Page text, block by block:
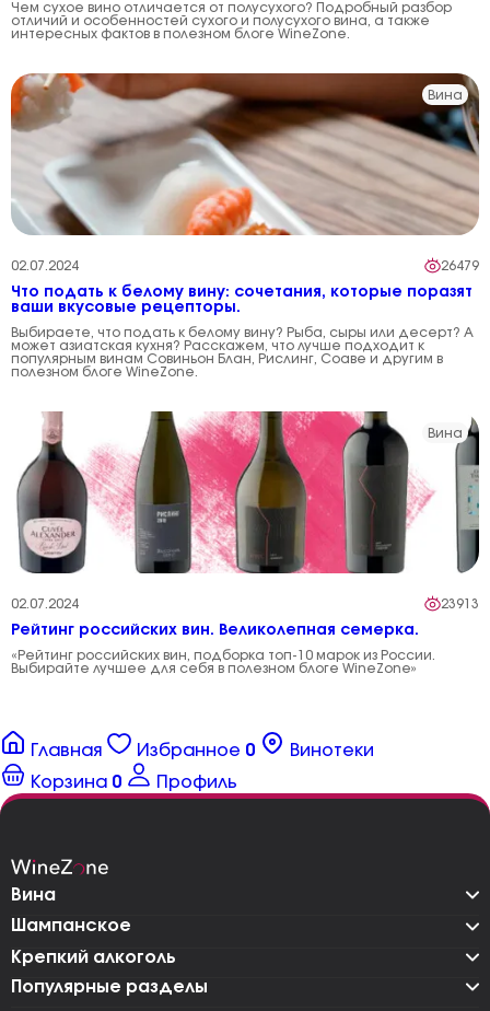
Чем сухое вино отличается от полусухого? Подробный разбор
отличий и особенностей сухого и полусухого вина, а также
интересных фактов в полезном блоге WineZone.
Вина
02.07.2024 26479
Что подать к белому вину: сочетания, которые поразят
ваши вкусовые рецепторы.
Выбираете, что подать к белому вину? Рыба, сыры или десерт? А
может азиатская кухня? Расскажем, что лучше подходит к
популярным винам Совиньон Блан, Рислинг, Соаве и другим в
полезном блоге WineZone.
Вина
02.07.2024 23913
Рейтинг российских вин. Великолепная семерка.
«Рейтинг российских вин, подборка топ-10 марок из России.
Выбирайте лучшее для себя в полезном блоге WineZone»
Главная Избранное 0
Винотеки
Корзина 0 Профиль
Вина
Шампанское
Крепкий алкоголь
Популярные разделы